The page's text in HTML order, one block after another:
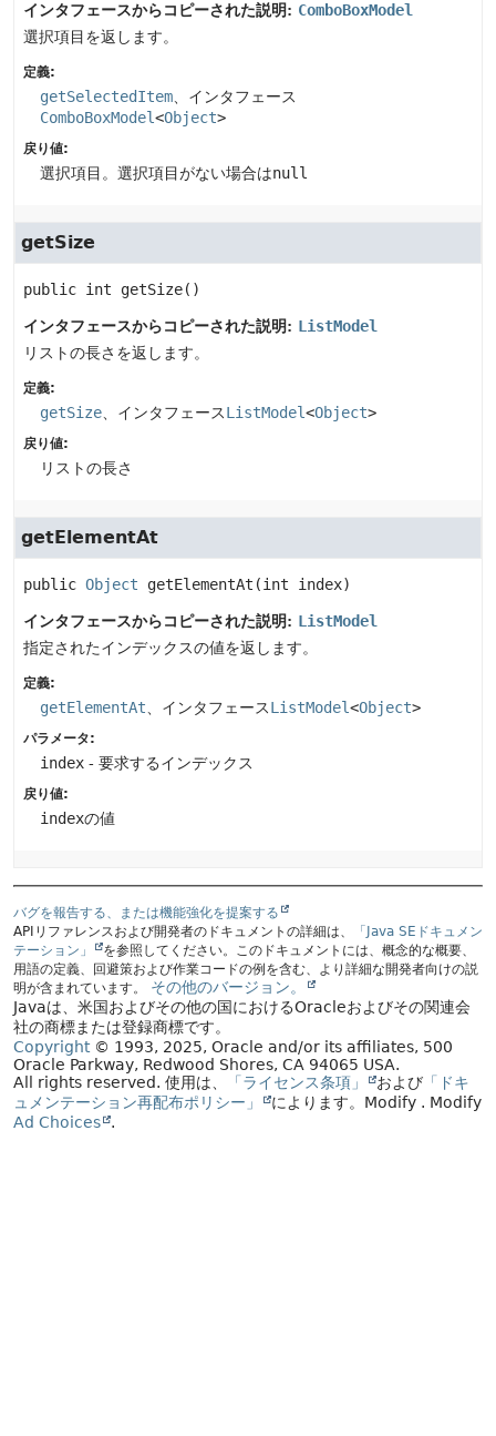
インタフェースからコピーされた説明: ComboBoxModel
選択項目を返します。
定義:
getSelectedItem 、インタフェース
ComboBoxModel<Object>
戻り値:
選択項目。選択項目がない場合はnull
getSize
public int getSize()
インタフェースからコピーされた説明: ListModel
リストの長さを返します。
定義:
getSize 、インタフェースListModel<Object>
戻り値:
リストの長さ
getElementAt
public Object getElementAt (int index)
インタフェースからコピーされた説明: ListModel
指定されたインデックスの値を返します。
定義:
getElementAt 、インタフェースListModel<Object>
パラメータ:
index - 要求するインデックス
戻り値:
indexの値
バグを報告する、または機能強化を提案する
APIリファレンスおよび開発者のドキュメントの詳細は、
「Java SEドキュメン
テーション」
を参照してください。このドキュメントには、概念的な概要、
用語の定義、回避策および作業コードの例を含む、より詳細な開発者向けの説
明が含まれています。
その他のバージョン。
Javaは、米国およびその他の国におけるOracleおよびその関連会
社の商標または登録商標です。
Copyright© 1993, 2025, Oracle and/or its affiliates, 500
Oracle Parkway, Redwood Shores, CA 94065 USA.
All rights reserved. 使用は、 「ライセンス条項」 および 「ドキ
ュメンテーション再配布ポリシー」
によります。 Modify . Modify
Ad Choices
.